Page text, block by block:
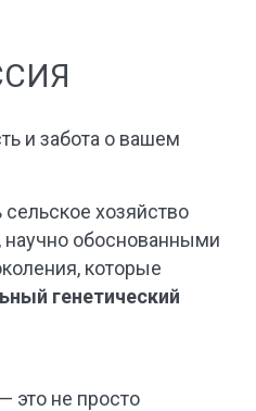
И
и забота о вашем
хозяйство
обоснованными
которые
генетический
это не просто